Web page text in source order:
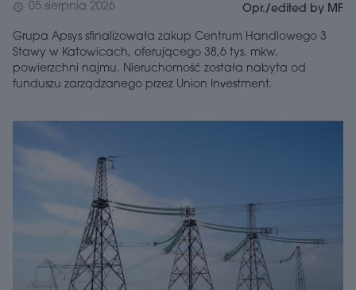
schedule 05 sierpnia 2026 Opr./edited by MF
Grupa Apsys sfinalizowała zakup Centrum Handlowego 3
Stawy w Katowicach, oferującego 38,6 tys. mkw.
powierzchni najmu. Nieruchomość została nabyta od
funduszu zarządzanego przez Union Investment.